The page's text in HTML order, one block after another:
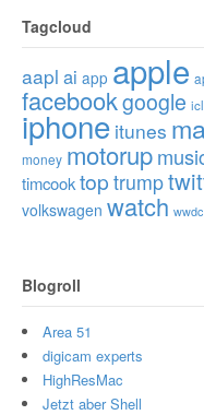
Tagcloud
aapl ai app apple
facebookgoogle
iphone itunes
money motorup
timcooktop trump
volkswagen watch wwdc
Blogroll
Area 51
digicam experts
HighResMac
Jetzt aber Shell